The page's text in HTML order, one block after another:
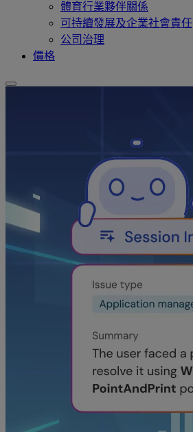
體育行業夥伴關係
可持續發展及企業社會責任
公司治理
價格